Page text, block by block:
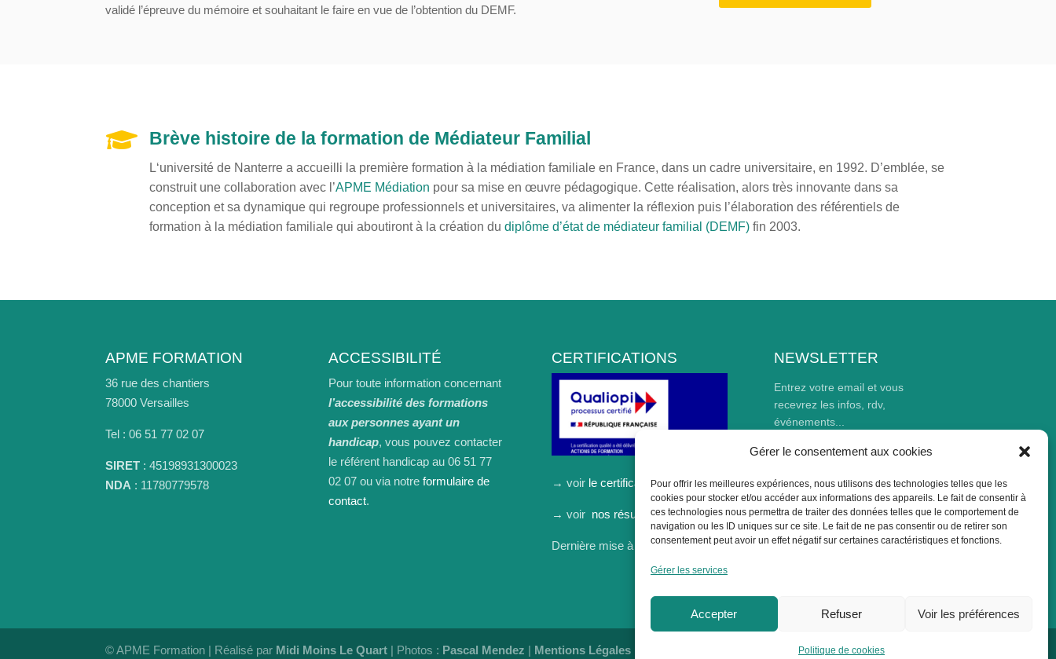
Gérer le consentement aux cookies
Pour offrir les meilleures expériences, nous utilisons des technologies telles que les
cookies pour stocker et/ou accéder aux informations des appareils. Le fait de consentir à
ces technologies nous permettra de traiter des données telles que le comportement de
navigation ou les ID uniques sur ce site. Le fait de ne pas consentir ou de retirer son
consentement peut avoir un effet négatif sur certaines caractéristiques et fonctions.
Gérer les services
Accepter Refuser Voir les préférences
Politique de cookies
validé l’épreuve du mémoire et souhaitant le faire en vue de l’obtention du DEMF.
 Brève histoire de la formation de Médiateur Familial
L‘université de Nanterre a accueilli la première formation à la médiation familiale en France, dans un cadre universitaire, en 1992. D’emblée, se
construit une collaboration avec l’APME Médiation pour sa mise en œuvre pédagogique. Cette réalisation, alors très innovante dans sa
conception et sa dynamique qui regroupe professionnels et universitaires, va alimenter la réflexion puis l’élaboration des référentiels de
formation à la médiation familiale qui aboutiront à la création du diplôme d’état de médiateur familial (DEMF)fin 2003.
APME FORMATION
36 rue des chantiers
78000 Versailles
Tel : 06 51 77 02 07
SIRET : 45198931300023
NDA : 11780779578
ACCESSIBILITÉ
Pour toute information concernant
l’accessibilité des formations
aux personnes ayant un
handicap, vous pouvez contacter
le référent handicap au 06 51 77
02 07 ou via notre formulaire de
contact.
CERTIFICATIONS
→ voir le certificat
→ voir nos résultats.
Dernière mise à jour : août 2026
NEWSLETTER
Entrez votre email et vous
recevrez les infos, rdv,
événements...
© APME Formation | Réalisé par Midi Moins Le Quart | Photos : Pascal Mendez | Mentions Légales